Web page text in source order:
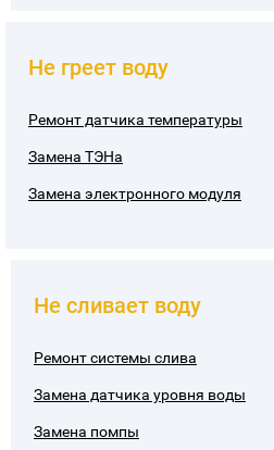
Не греет воду
Ремонт датчика температуры
Замена ТЭНа
Замена электронного модуля
Не сливает воду
Ремонт системы слива
Замена датчика уровня воды
Замена помпы